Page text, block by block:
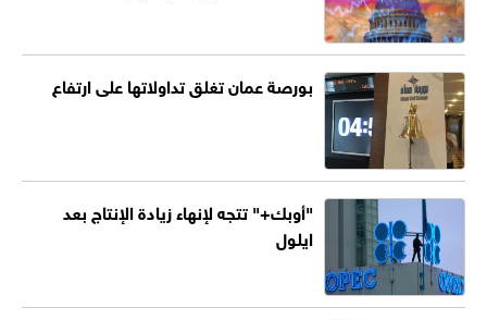
بورصة عمان تغلق تداولاتها على ارتفاع
"أوبك+" تتجه لإنهاء زيادة الإنتاج بعد
ايلول